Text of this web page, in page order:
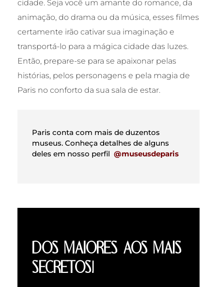
cidade. Seja você um amante do romance, da
animação, do drama ou da música, esses filmes
certamente irão cativar sua imaginação e
transportá-lo para a mágica cidade das luzes.
Então, prepare-se para se apaixonar pelas
histórias, pelos personagens e pela magia de
Paris no conforto da sua sala de estar.
Paris conta com mais de duzentos
museus. Conheça detalhes de alguns
deles em nosso perfil@museusdeparis
DOS MAIORES AOS MAIS
SECRETOS!